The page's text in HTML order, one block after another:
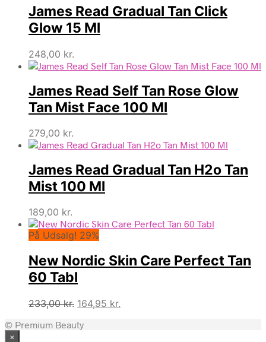
James Read Gradual Tan Click
Glow 15 Ml
248,00 kr.
James Read Self Tan Rose Glow
Tan Mist Face 100 Ml
279,00 kr.
James Read Gradual Tan H2o Tan
Mist 100 Ml
189,00 kr.
På Udsalg! 29%
New Nordic Skin Care Perfect Tan
60 Tabl
233,00kr. Den
pris
164,95 kr.
© Premium Beauty
×